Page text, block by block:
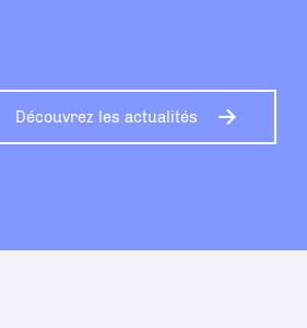
Découvrez les actualités